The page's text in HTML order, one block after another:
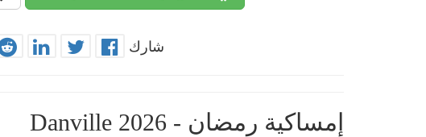
شارك
إمساكية رمضان - Danville 2026